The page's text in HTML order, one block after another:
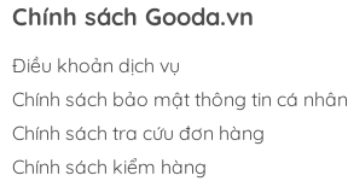
Chính sách Gooda.vn
Điều khoản dịch vụ
Chính sách bảo mật thông tin cá nhân
Chính sách tra cứu đơn hàng
Chính sách kiểm hàng